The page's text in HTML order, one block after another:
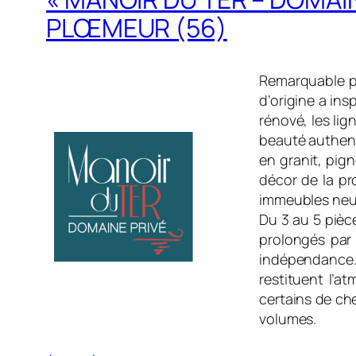
PLŒMEUR (56)
Remarquable
d’origine a
rénové, les
beauté
en granit,
décor de la
immeubles
Du 3 au 5
prolongés
restituent
certains de
volumes.